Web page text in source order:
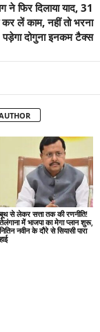
ने फिर दिलाया याद, 31
लें काम, नहीं तो भरना
पड़ेगा दोगुना इनकम टैक्‍स
से लेकर सत्ता तक की रणनीति!
में भाजपा का मेगा प्लान शुरू,
नवीन के दौरे से सियासी पारा